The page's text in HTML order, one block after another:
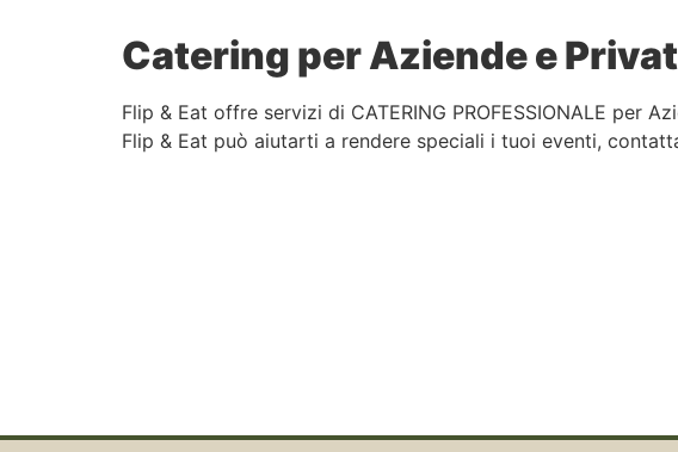
Catering per Aziende e
Flip & Eat offre servizi di CATERING PROFESSIONALE per
Flip & Eat può aiutarti a rendere speciali i tuoi eventi,